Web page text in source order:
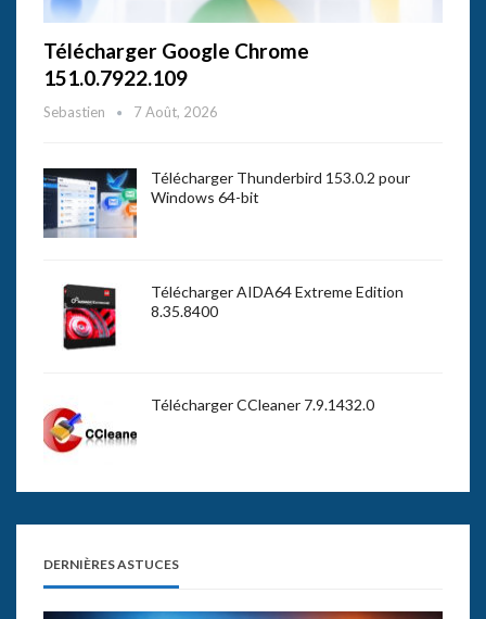
Télécharger Google Chrome
151.0.7922.109
Sebastien 7 Août, 2026
Télécharger Thunderbird 153.0.2 pour
Windows 64-bit
Télécharger AIDA64 Extreme Edition
8.35.8400
Télécharger CCleaner 7.9.1432.0
DERNIÈRES ASTUCES